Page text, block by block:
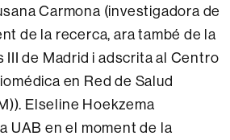
Carmona (investigadora de
de la recerca, ara també de la
III de Madrid i adscrita al Centro
en Red de Salud
Elseline Hoekzema
UAB en el moment de la